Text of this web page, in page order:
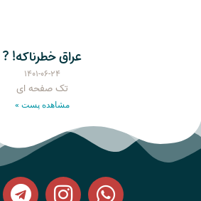
عراق خطرناکه! ?
۱۴۰۱-۰۶-۲۴
تک صفحه ای
مشاهده پست »